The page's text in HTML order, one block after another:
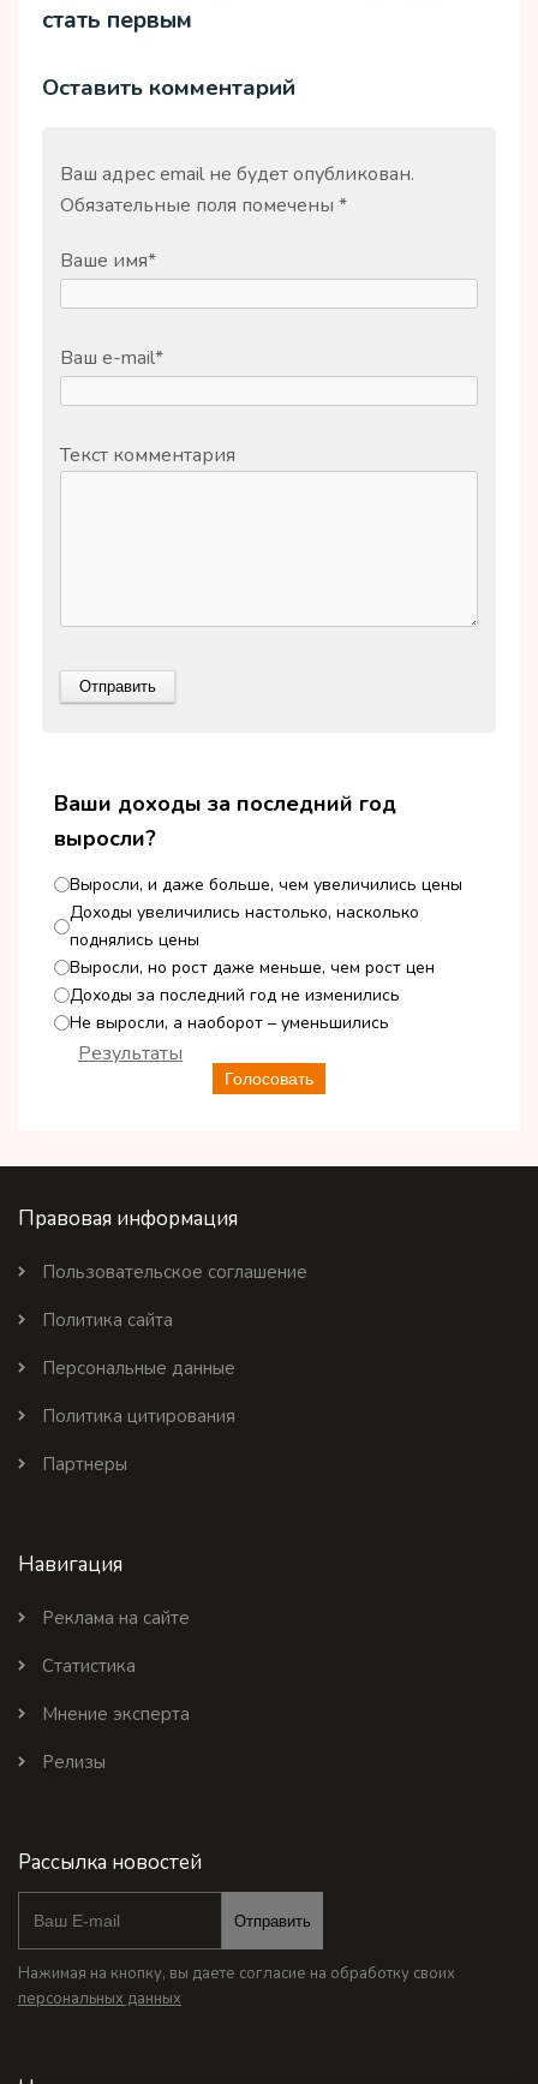
стать первым
Оставить комментарий
Ваш адрес email не будет опубликован.
Обязательные поля помечены *
Ваше имя*
Ваш e-mail*
Текст комментария
Ваши доходы за последний год
выросли?
Выросли, и даже больше, чем увеличились цены
Доходы увеличились настолько, насколько
поднялись цены
Выросли, но рост даже меньше, чем рост цен
Доходы за последний год не изменились
Не выросли, а наоборот – уменьшились
Голосовать
Результаты
Правовая информация
Пользовательское соглашение
Политика сайта
Персональные данные
Политика цитирования
Партнеры
Навигация
Реклама на сайте
Статистика
Мнение эксперта
Релизы
Рассылка новостей
Отправить
Нажимая на кнопку, вы даете согласие на обработку своих
персональных данных